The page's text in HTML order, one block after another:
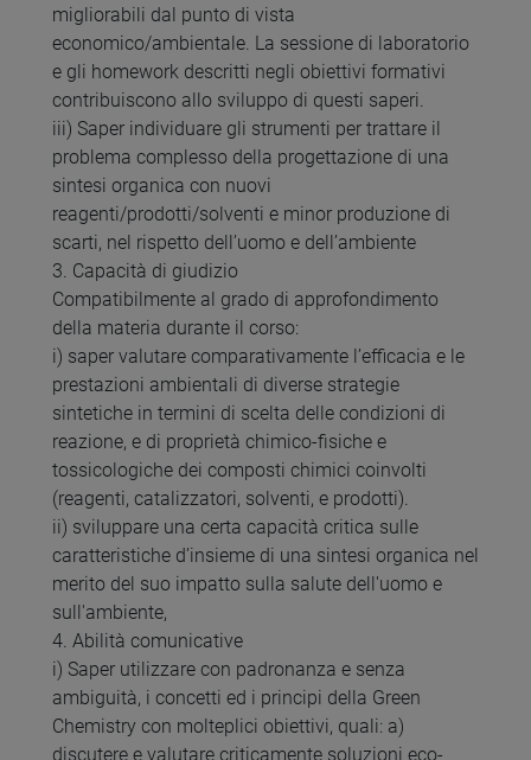
migliorabili dal punto di vista
economico/ambientale. La sessione di laboratorio
e gli homework descritti negli obiettivi formativi
contribuiscono allo sviluppo di questi saperi.
iii) Saper individuare gli strumenti per trattare il
problema complesso della progettazione di una
sintesi organica con nuovi
reagenti/prodotti/solventi e minor produzione di
scarti, nel rispetto dell’uomo e dell’ambiente
3. Capacità di giudizio
Compatibilmente al grado di approfondimento
della materia durante il corso:
i) saper valutare comparativamente l’efficacia e le
prestazioni ambientali di diverse strategie
sintetiche in termini di scelta delle condizioni di
reazione, e di proprietà chimico-fisiche e
tossicologiche dei composti chimici coinvolti
(reagenti, catalizzatori, solventi, e prodotti).
ii) sviluppare una certa capacità critica sulle
caratteristiche d’insieme di una sintesi organica nel
merito del suo impatto sulla salute dell'uomo e
sull'ambiente,
4. Abilità comunicative
i) Saper utilizzare con padronanza e senza
ambiguità, i concetti ed i principi della Green
Chemistry con molteplici obiettivi, quali: a)
discutere e valutare criticamente soluzioni eco-